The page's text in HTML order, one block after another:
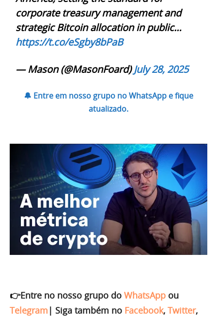
corporate treasury management and
strategic Bitcoin allocation in public…
https://t.co/eSgby8bPaB
— Mason (@MasonFoard)July 28, 2025
🔔 Entre em nosso grupo no WhatsApp e fique
atualizado.
👉Entre no nosso grupo do WhatsApp ou
Telegram | Siga também no Facebook, Twitter,